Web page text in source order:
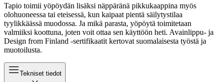
Tapio toimii yöpöydän lisäksi näppäränä pikkukaappina myös
olohuoneessa tai eteisessä, kun kaipaat pientä säilytystilaa
tyylikkäässä muodossa. Ja mikä parasta, yöpöytä toimitetaan
valmiiksi koottuna, joten voit ottaa sen käyttöön heti. Avainlippu- ja
Design from Finland -sertifikaatit kertovat suomalaisesta työstä ja
muotoilusta.
Tekniset tiedot